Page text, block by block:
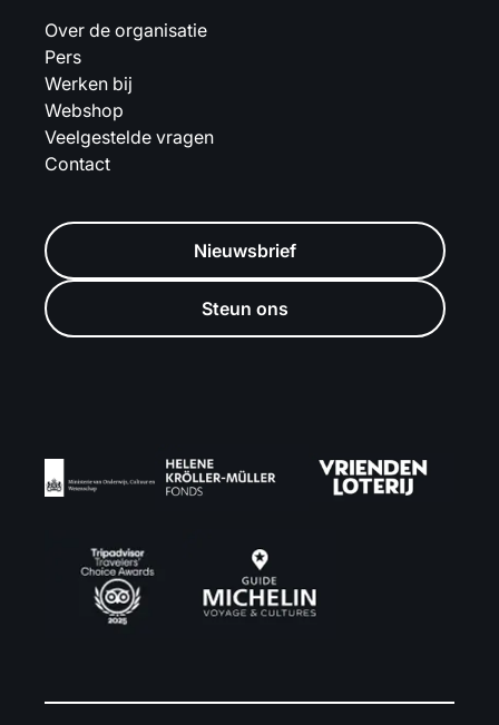
Over de organisatie
Pers
Werken bij
Webshop
Veelgestelde vragen
Contact
Nieuwsbrief
Steun ons